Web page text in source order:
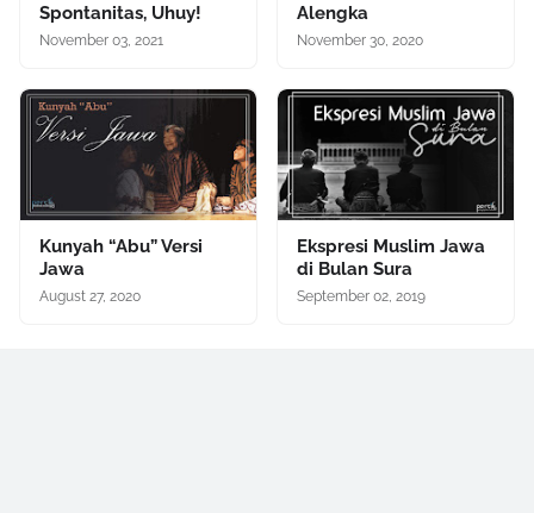
Spontanitas, Uhuy!
November 03, 2021
Alengka
November 30, 2020
Kunyah “Abu” Versi
Jawa
August 27, 2020
Ekspresi Muslim Jawa
di Bulan Sura
September 02, 2019